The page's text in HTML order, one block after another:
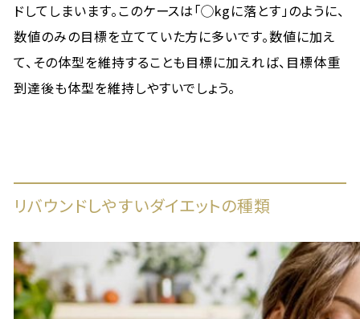
ドしてしまいます。このケースは「◯kgに落とす」のように、
数値のみの目標を立てていた方に多いです。数値に加え
て、その体型を維持することも目標に加えれば、目標体重
到達後も体型を維持しやすいでしょう。
リバウンドしやすいダイエットの種類